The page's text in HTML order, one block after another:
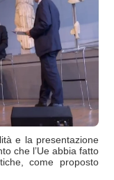
e la presentazione
che l’Ue abbia fatto
come proposto